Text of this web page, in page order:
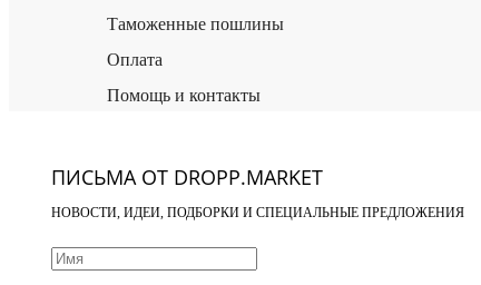
Таможенные пошлины
Оплата
Помощь и контакты
ПИСЬМА ОТ DROPP.MARKET
НОВОСТИ, ИДЕИ, ПОДБОРКИ И СПЕЦИАЛЬНЫЕ ПРЕДЛОЖЕНИЯ